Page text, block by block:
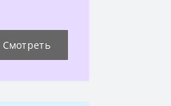
Смотреть